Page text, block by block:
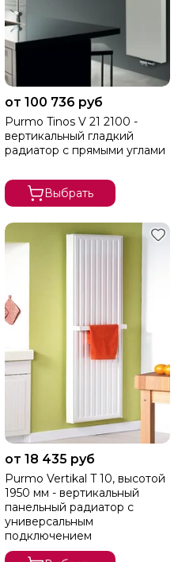
от 100 736 руб
Purmo Tinos V 21 2100 -
вертикальный гладкий
радиатор с прямыми углами
Выбрать
от 18 435 руб
Purmo Vertikal T 10, высотой
1950 мм - вертикальный
панельный радиатор с
универсальным
подключением